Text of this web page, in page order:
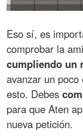
Eso sí, es
comprobar la
cumpliendo un
avanzar un
esto. Debes
para que Aten
nueva petición.